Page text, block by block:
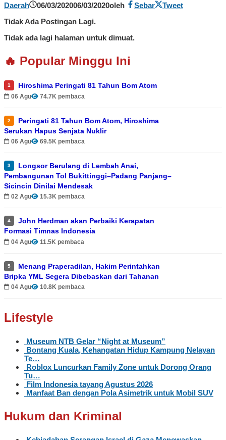
Daerah
06/03/202006/03/2020oleh Sebar
Tweet
Tidak Ada Postingan Lagi.
Tidak ada lagi halaman untuk dimuat.
🔥 Popular Minggu Ini
1 Hiroshima Peringati 81 Tahun Bom Atom
06 Agu 74.7K pembaca
2
Peringati 81 Tahun Bom Atom, Hiroshima
Serukan Hapus Senjata Nuklir
06 Agu 69.5K pembaca
3
Longsor Berulang di Lembah Anai,
Pembangunan Tol Bukittinggi–Padang Panjang–
Sicincin Dinilai Mendesak
02 Agu 15.3K pembaca
4
John Herdman akan Perbaiki Kerapatan
Formasi Timnas Indonesia
04 Agu 11.5K pembaca
5
Menang Praperadilan, Hakim Perintahkan
Bripka YML Segera Dibebaskan dari Tahanan
04 Agu 10.8K pembaca
Lifestyle
Museum NTB Gelar “Night at Museum”
Bontang Kuala, Kehangatan Hidup Kampung Nelayan
Te…
Roblox Luncurkan Family Zone untuk Dorong Orang
Tu…
Film Indonesia tayang Agustus 2026
Manfaat Ban dengan Pola Asimetrik untuk Mobil SUV
Hukum dan Kriminal